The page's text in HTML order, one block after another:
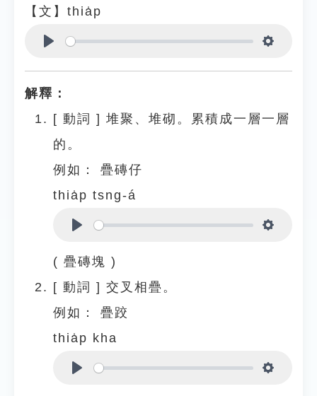
【文】thia̍p
解釋：
[ 動詞 ] 堆聚、堆砌。累積成一層一層
的。
例如：
疊磚仔
thia̍p tsng-á
( 疊磚塊 )
[ 動詞 ] 交叉相疊。
例如：
疊跤
thia̍p kha